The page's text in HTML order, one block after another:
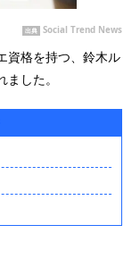
出典 Social Trend News
資格を持つ、鈴木ル
ました。